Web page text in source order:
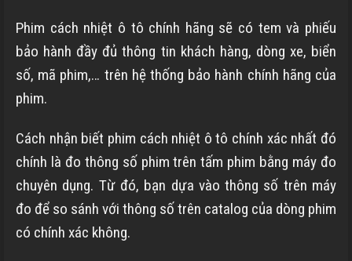
Phim cách nhiệt ô tô chính hãng sẽ có tem và phiếu
bảo hành đầy đủ thông tin khách hàng, dòng xe, biển
số, mã phim,… trên hệ thống bảo hành chính hãng của
phim.
Cách nhận biết phim cách nhiệt ô tô chính xác nhất đó
chính là đo thông số phim trên tấm phim bằng máy đo
chuyên dụng. Từ đó, bạn dựa vào thông số trên máy
đo để so sánh với thông số trên catalog của dòng phim
có chính xác không.